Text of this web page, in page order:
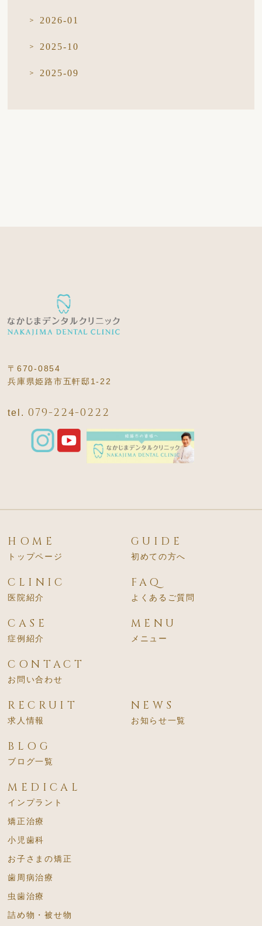
2026-01
2025-10
2025-09
〒670-0854
兵庫県姫路市五軒邸1-22
tel. 079-224-0222
HOME
トップページ
CLINIC
医院紹介
CASE
症例紹介
CONTACT
お問い合わせ
GUIDE
初めての方へ
FAQ
よくあるご質問
MENU
メニュー
RECRUIT
求人情報
NEWS
お知らせ一覧
BLOG
ブログ一覧
MEDICAL
インプラント
矯正治療
小児歯科
お子さまの矯正
歯周病治療
虫歯治療
詰め物・被せ物